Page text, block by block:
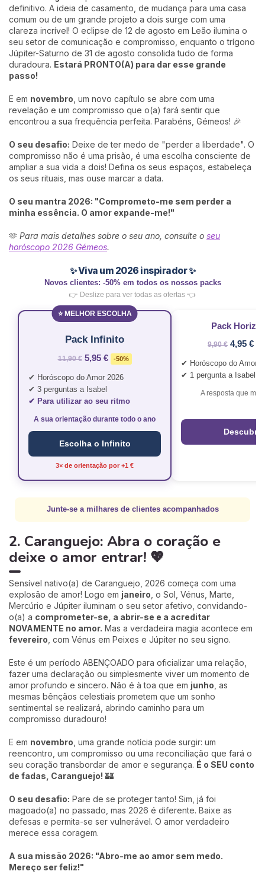
definitivo. A ideia de casamento, de mudança para uma casa
comum ou de um grande projeto a dois surge com uma
clareza incrível! O eclipse de 12 de agosto em Leão ilumina o
seu setor de comunicação e compromisso, enquanto o trígono
Júpiter-Saturno de 31 de agosto consolida tudo de forma
duradoura. Estará PRONTO(A) para dar esse grande
passo!
E em novembro , um novo capítulo se abre com uma
revelação e um compromisso que o(a) fará sentir que
encontrou a sua frequência perfeita. Parabéns, Gémeos! 🎉
O seu desafio: Deixe de ter medo de "perder a liberdade". O
compromisso não é uma prisão, é uma escolha consciente de
ampliar a sua vida a dois! Defina os seus espaços, estabeleça
os seus rituais, mas ouse marcar a data.
O seu mantra 2026: "Comprometo-me sem perder a
minha essência. O amor expande-me!"
🫶 Para mais detalhes sobre o seu ano, consulte o seu
horóscopo 2026 Gémeos.
✨ Viva um 2026 inspirador ✨
Novos clientes: -50% em todos os nossos packs
👉 Deslize para ver todas as ofertas 👈
⭐ MELHOR ESCOLHA
Pack Infinito
11,90 € 5,95 € -50%
✔ Horóscopo do Amor 2026
✔ 3 perguntas a Isabel
✔ Para utilizar ao seu ritmo
A sua orientação durante todo o ano
Escolha o Infinito
3× de orientação por +1 €
Pack
9,90 € 4,95 €
✔ Horóscopo do Amor
✔ 1 pergunta a Isabel
A resposta que
Descubra
Junte-se a milhares de clientes acompanhados
2. Caranguejo: Abra o coração e
deixe o amor entrar! 💖
Sensível nativo(a) de Caranguejo, 2026 começa com uma
explosão de amor! Logo em janeiro , o Sol, Vénus, Marte,
Mercúrio e Júpiter iluminam o seu setor afetivo, convidando-
o(a) a comprometer-se, a abrir-se e a acreditar
NOVAMENTE no amor. Mas a verdadeira magia acontece em
fevereiro , com Vénus em Peixes e Júpiter no seu signo.
Este é um período ABENÇOADO para oficializar uma relação,
fazer uma declaração ou simplesmente viver um momento de
amor profundo e sincero. Não é à toa que em junho , as
mesmas bênçãos celestiais prometem que um sonho
sentimental se realizará, abrindo caminho para um
compromisso duradouro!
E em novembro , uma grande notícia pode surgir: um
reencontro, um compromisso ou uma reconciliação que fará o
seu coração transbordar de amor e segurança. É o SEU conto
de fadas, Caranguejo! 🏰
O seu desafio: Pare de se proteger tanto! Sim, já foi
magoado(a) no passado, mas 2026 é diferente. Baixe as
defesas e permita-se ser vulnerável. O amor verdadeiro
merece essa coragem.
A sua missão 2026: "Abro-me ao amor sem medo.
Mereço ser feliz!"